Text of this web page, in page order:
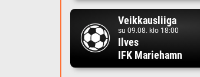
Veikkausliiga
su 09.08. klo 18:00
Ilves
IFK Mariehamn